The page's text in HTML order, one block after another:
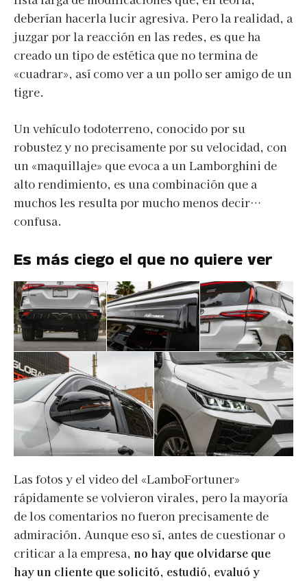
deberían hacerla lucir agresiva. Pero la realidad, a
juzgar por la reacción en las redes, es que ha
creado un tipo de estética que no termina de
«cuadrar», así como ver a un pollo ser amigo de un
tigre.
Un vehículo todoterreno, conocido por su
robustez y no precisamente por su velocidad, con
un «maquillaje» que evoca a un Lamborghini de
alto rendimiento, es una combinación que a
muchos les resulta por mucho menos decir…
confusa.
Es más ciego el que no quiere ver
Las fotos y el video del «LamboFortuner»
rápidamente se volvieron virales, pero la mayoría
de los comentarios no fueron precisamente de
admiración. Aunque eso sí, antes de cuestionar o
criticar a la empresa, no hay que olvidarse que
hay un cliente que solicitó, estudió, evaluó y